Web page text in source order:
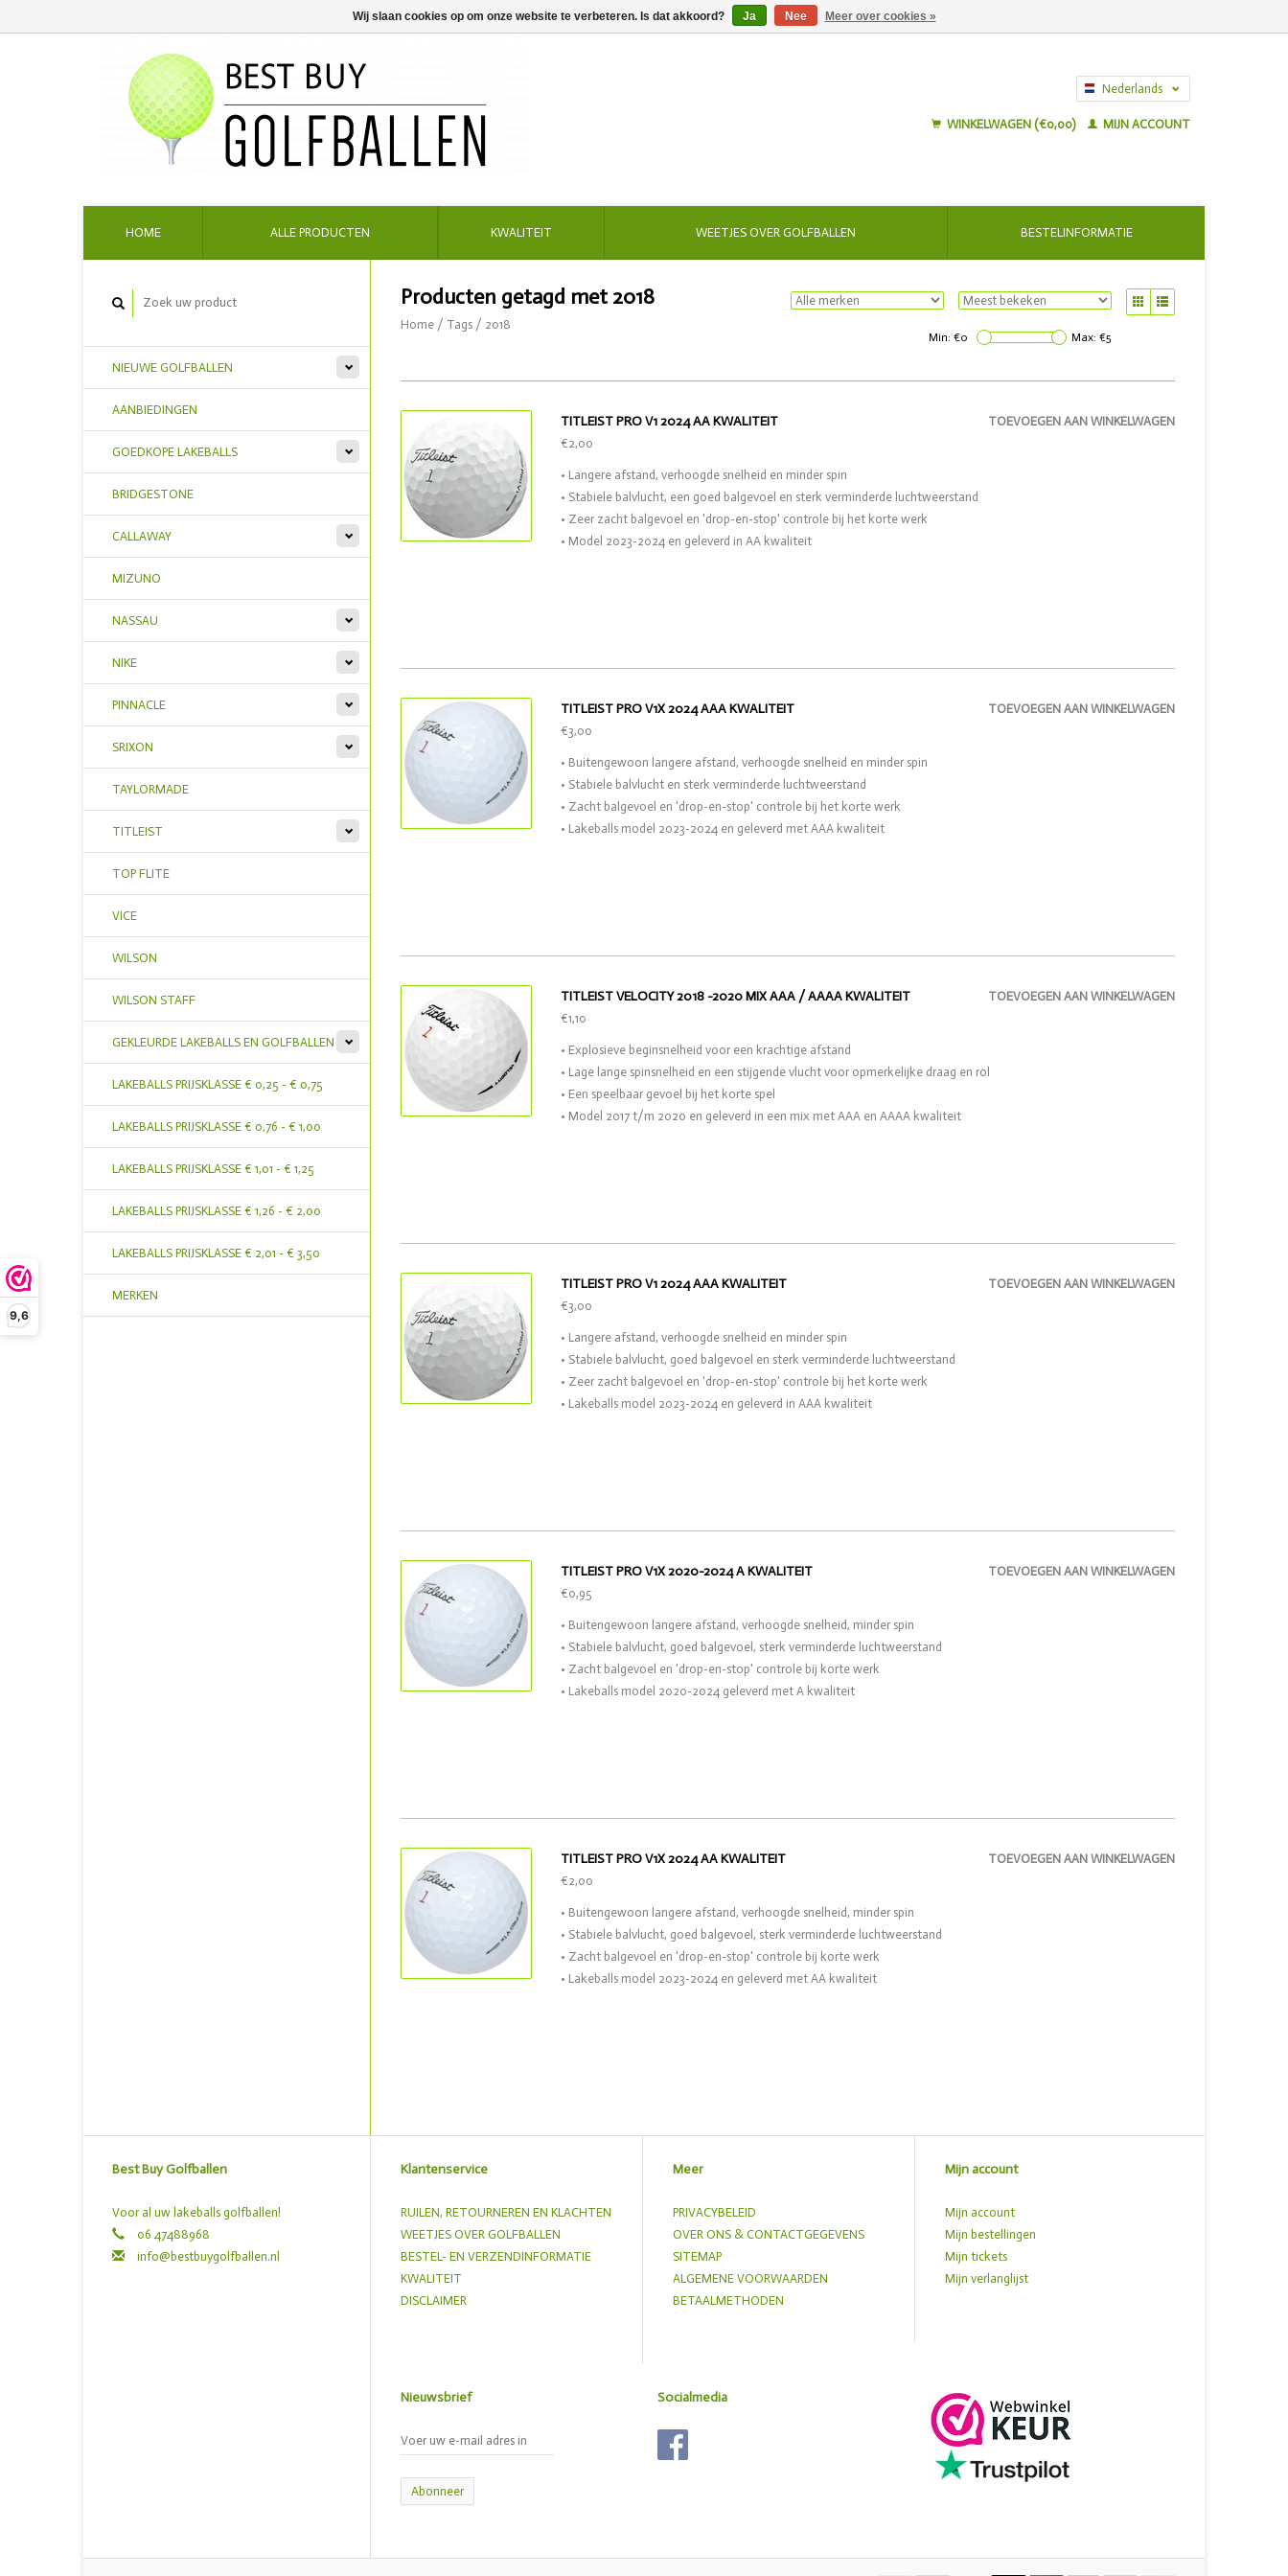
9,6
Nederlands
WINKELWAGEN (€0,00)
MIJN ACCOUNT
HOME ALLE PRODUCTEN KWALITEIT WEETJES OVER GOLFBALLEN BESTELINFORMATIE
NIEUWE GOLFBALLEN
AANBIEDINGEN
GOEDKOPE LAKEBALLS
BRIDGESTONE
CALLAWAY
MIZUNO
NASSAU
NIKE
PINNACLE
SRIXON
TAYLORMADE
TITLEIST
TOP FLITE
VICE
WILSON
WILSON STAFF
GEKLEURDE LAKEBALLS EN GOLFBALLEN
LAKEBALLS PRIJSKLASSE € 0,25 - € 0,75
LAKEBALLS PRIJSKLASSE € 0,76 - € 1,00
LAKEBALLS PRIJSKLASSE € 1,01 - € 1,25
LAKEBALLS PRIJSKLASSE € 1,26 - € 2,00
LAKEBALLS PRIJSKLASSE € 2,01 - € 3,50
MERKEN
Producten getagd met 2018
Home / Tags / 2018
Min: €0 Max: €5
TITLEIST PRO V1 2024 AA KWALITEIT
TOEVOEGEN AAN WINKELWAGEN
€2,00
• Langere afstand, verhoogde snelheid en minder spin
• Stabiele balvlucht, een goed balgevoel en sterk verminderde luchtweerstand
• Zeer zacht balgevoel en 'drop-en-stop' controle bij het korte werk
• Model 2023-2024 en geleverd in AA kwaliteit
TITLEIST PRO V1X 2024 AAA KWALITEIT
TOEVOEGEN AAN WINKELWAGEN
€3,00
• Buitengewoon langere afstand, verhoogde snelheid en minder spin
• Stabiele balvlucht en sterk verminderde luchtweerstand
• Zacht balgevoel en 'drop-en-stop' controle bij het korte werk
• Lakeballs model 2023-2024 en geleverd met AAA kwaliteit
TITLEIST VELOCITY 2018 -2020 MIX AAA / AAAA KWALITEIT
TOEVOEGEN AAN WINKELWAGEN
€1,10
• Explosieve beginsnelheid voor een krachtige afstand
• Lage lange spinsnelheid en een stijgende vlucht voor opmerkelijke draag en rol
• Een speelbaar gevoel bij het korte spel
• Model 2017 t/m 2020 en geleverd in een mix met AAA en AAAA kwaliteit
TITLEIST PRO V1 2024 AAA KWALITEIT
TOEVOEGEN AAN WINKELWAGEN
€3,00
• Langere afstand, verhoogde snelheid en minder spin
• Stabiele balvlucht, goed balgevoel en sterk verminderde luchtweerstand
• Zeer zacht balgevoel en 'drop-en-stop' controle bij het korte werk
• Lakeballs model 2023-2024 en geleverd in AAA kwaliteit
TITLEIST PRO V1X 2020-2024 A KWALITEIT
TOEVOEGEN AAN WINKELWAGEN
€0,95
• Buitengewoon langere afstand, verhoogde snelheid, minder spin
• Stabiele balvlucht, goed balgevoel, sterk verminderde luchtweerstand
• Zacht balgevoel en 'drop-en-stop' controle bij korte werk
• Lakeballs model 2020-2024 geleverd met A kwaliteit
TITLEIST PRO V1X 2024 AA KWALITEIT
TOEVOEGEN AAN WINKELWAGEN
€2,00
• Buitengewoon langere afstand, verhoogde snelheid, minder spin
• Stabiele balvlucht, goed balgevoel, sterk verminderde luchtweerstand
• Zacht balgevoel en 'drop-en-stop' controle bij korte werk
• Lakeballs model 2023-2024 en geleverd met AA kwaliteit
Best Buy Golfballen
Voor al uw lakeballs golfballen!
06 47488968
info@bestbuygolfballen.nl
Klantenservice
RUILEN, RETOURNEREN EN KLACHTEN
WEETJES OVER GOLFBALLEN
BESTEL- EN VERZENDINFORMATIE
KWALITEIT
DISCLAIMER
Meer
PRIVACYBELEID
OVER ONS & CONTACTGEGEVENS
SITEMAP
ALGEMENE VOORWAARDEN
BETAALMETHODEN
Mijn account
Mijn account
Mijn bestellingen
Mijn tickets
Mijn verlanglijst
Nieuwsbrief
Abonneer
Socialmedia
Wij slaan cookies op om onze website te verbeteren. Is dat akkoord? Ja Nee Meer over cookies »